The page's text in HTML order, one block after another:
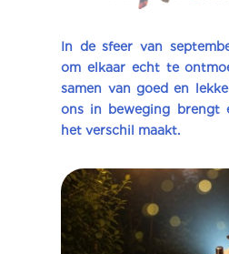
In de sfeer van
om elkaar echt te
samen van goed en
ons in beweging brengt
het verschil maakt.